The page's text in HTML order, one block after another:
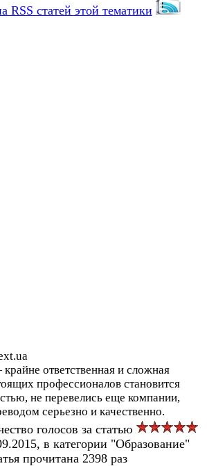
RSS статей этой тематики
ответственная и сложная
профессионалов становится
не перевелись еще компании,
серьезно и качественно.
голосов за статью
в категории "Образование"
прочитана 2398 раз